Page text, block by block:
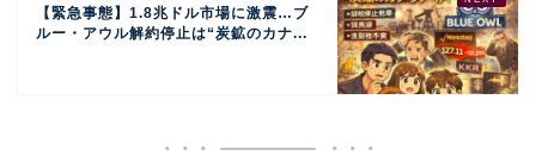
【緊急事態】1.8兆ドル市場に激震…ブ
ルー・アウル解約停止は“炭鉱のカナ...